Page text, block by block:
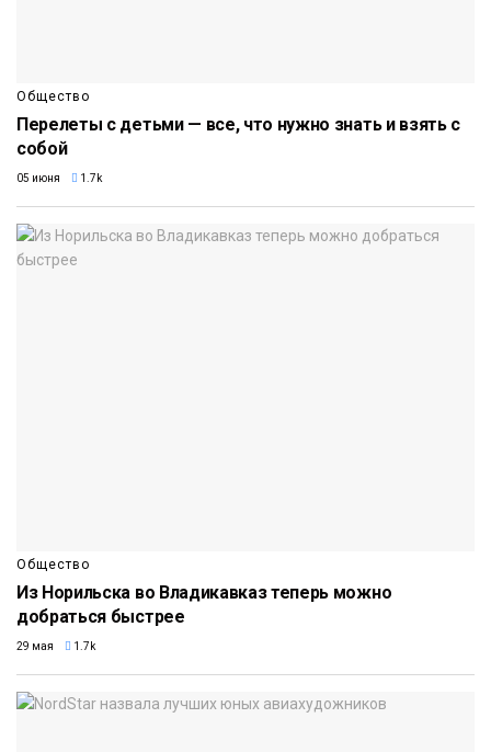
Общество
Перелеты с детьми — все, что нужно знать и взять с
собой
05 июня 1.7k
Общество
Из Норильска во Владикавказ теперь можно
добраться быстрее
29 мая 1.7k